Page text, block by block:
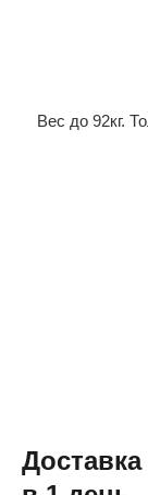
Вес до 92кг.